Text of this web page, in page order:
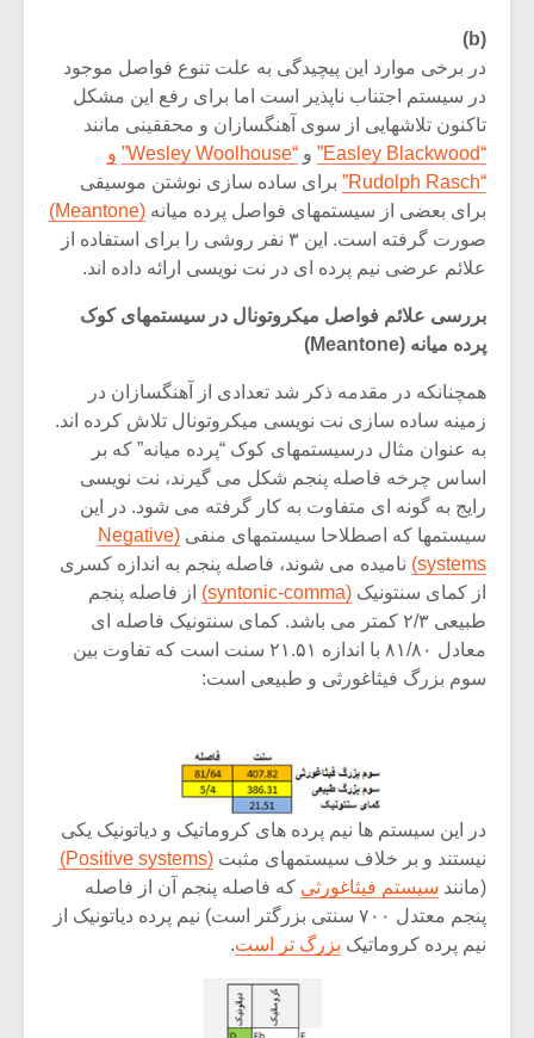
(b)
در برخی موارد این پیچیدگی به علت تنوع فواصل موجود
در سیستم اجتناب ناپذیر است اما برای رفع این مشکل
تاکنون تلاشهایی از سوی آهنگسازان و محققینی مانند
“Easley Blackwood”
و “Wesley Woolhouse”
و
“Rudolph Rasch”
برای ساده سازی نوشتن موسیقی
برای بعضی از سیستمهای فواصل پرده میانه (Meantone)
صورت گرفته است. این ۳ نفر روشی را برای استفاده از
علائم عرضی نیم پرده ای در نت نویسی ارائه داده اند.
بررسی علائم فواصل میکروتونال در سیستمهای کوک
پرده میانه (Meantone)
همچنانکه در مقدمه ذکر شد تعدادی از آهنگسازان در
زمینه ساده سازی نت نویسی میکروتونال تلاش کرده اند.
به عنوان مثال درسیستمهای کوک “پرده میانه” که بر
اساس چرخه فاصله پنجم شکل می گیرند، نت نویسی
رایج به گونه ای متفاوت به کار گرفته می شود. در این
سیستمها که اصطلاحا سیستمهای منفی (Negative
systems) نامیده می شوند، فاصله پنجم به اندازه کسری
از کمای سنتونیک (syntonic-comma)
از فاصله پنجم
طبیعی ۲/۳ کمتر می باشد. کمای سنتونیک فاصله ای
معادل ۸۱/۸۰ با اندازه ۲۱.۵۱ سنت است که تفاوت بین
سوم بزرگ فیثاغورثی و طبیعی است:
در این سیستم ها نیم پرده های کروماتیک و دیاتونیک یکی
نیستند و بر خلاف سیستمهای مثبت (Positive systems)
(مانند سیستم فیثاغورثی که فاصله پنجم آن از فاصله
پنجم معتدل ۷۰۰ سنتی بزرگتر است) نیم پرده دیاتونیک از
نیم پرده کروماتیک بزرگ تر است.